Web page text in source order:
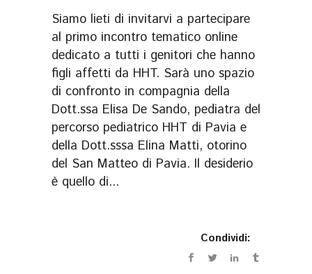
Siamo lieti di invitarvi a partecipare
al primo incontro tematico online
dedicato a tutti i genitori che hanno
figli affetti da HHT. Sarà uno spazio
di confronto in compagnia della
Dott.ssa Elisa De Sando, pediatra del
percorso pediatrico HHT di Pavia e
della Dott.sssa Elina Matti, otorino
del San Matteo di Pavia. Il desiderio
è quello di...
Condividi: